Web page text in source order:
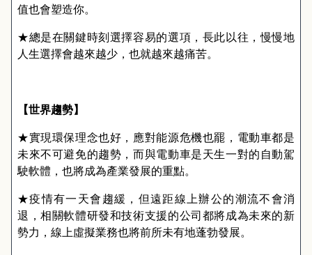
值也會塑造你。
★總是在關鍵時刻選擇容易的選項，長此以往，慢慢地
人生選擇會越來越少，也就越來越痛苦。
【世界趨勢】
★實現環保理念也好，應對能源危機也罷，電動車都是
未來不可避免的趨勢，而與電動車是天生一對的自動駕
駛軟體，也將成為產業發展的重點。
★疫情有一天會趨緩，但遠距線上辦公的潮流不會消
退，相關軟體研發和技術支援的公司都將成為未來的新
勢力，線上虛擬業務也將前所未有地蓬勃發展。